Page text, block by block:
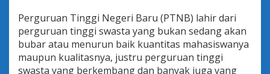
Perguruan Tinggi Negeri Baru (PTNB) lahir dari
perguruan tinggi swasta yang bukan sedang akan
bubar atau menurun baik kuantitas mahasiswanya
maupun kualitasnya, justru perguruan tinggi
swasta yang berkembang dan banyak juga yang